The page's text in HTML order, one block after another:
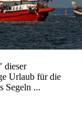
dieser
Urlaub für die
Segeln ...